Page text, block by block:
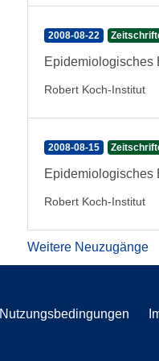
2008-08-22
Epidemiologisches
Robert Koch-Institut
2008-08-15
Epidemiologisches
Robert Koch-Institut
Weitere Neuzugänge
Nutzungsbedingungen